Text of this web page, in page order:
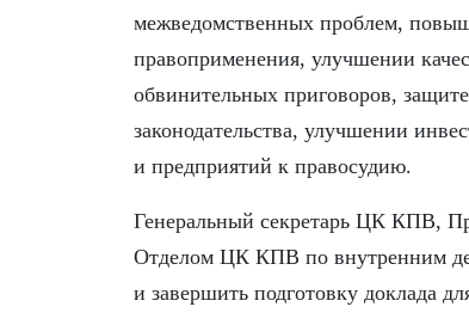
межведомственных проблем,
правоприменения, улучшении
обвинительных приговоров,
законодательства, улучшении
и предприятий к правосудию.
Генеральный секретарь ЦК КПВ,
Отделом ЦК КПВ по внутренним
и завершить подготовку доклада